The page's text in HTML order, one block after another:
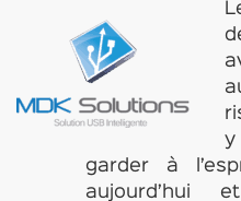
y
garder à
aujourd’hui